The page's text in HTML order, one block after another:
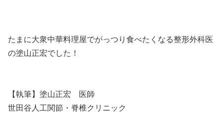
たまに大衆中華料理屋でがっつり食べたくなる整形外科医
の塗山正宏でした！
【執筆】塗山正宏 医師
世田谷人工関節・脊椎クリニック